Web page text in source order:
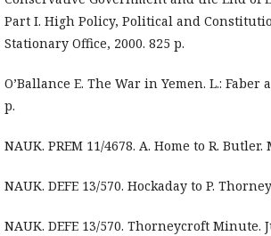
Part I. High Policy, Political and
Stationary Office, 2000. 825 p.
O’Ballance E. The War in Yemen. L.: Faber
p.
NAUK. PREM 11/4678. A. Home to R. Butler.
NAUK. DEFE 13/570. Hockaday to P.
NAUK. DEFE 13/570. Thorneycroft Minute.